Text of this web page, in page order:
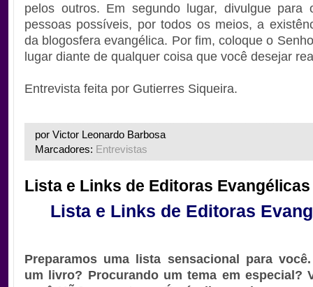
pelos outros. Em segundo lugar, divulgue para
pessoas possíveis, por todos os meios, a
da blogosfera evangélica. Por fim, coloque o
lugar diante de qualquer coisa que você desejar
Entrevista feita por Gutierres Siqueira.
por Victor Leonardo Barbosa
Marcadores: Entrevistas
Lista e Links de Editoras Evangélicas
Lista e Links de Editoras
Preparamos uma lista sensacional para
um livro? Procurando um tema em especial?